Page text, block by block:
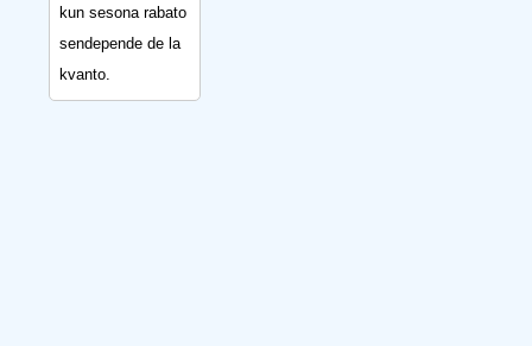
kun sesona rabato
sendepende de la
kvanto.